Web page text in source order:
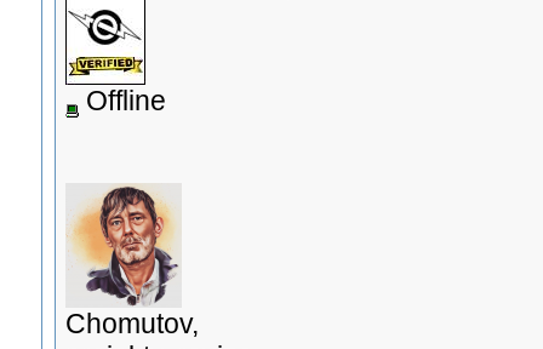
Offline
Chomutov,